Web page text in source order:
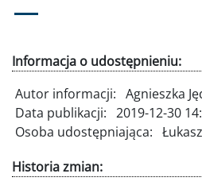
Informacja o udostępnieniu:
Autor informacji: Agnieszka
Data publikacji: 2019-12-30
Osoba udostępniająca:
Historia zmian: